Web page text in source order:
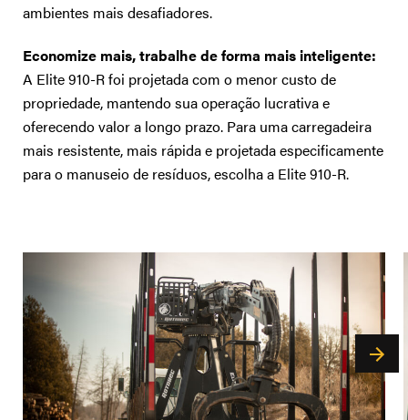
ambientes mais desafiadores.
Economize mais, trabalhe de forma mais inteligente:
A Elite 910-R foi projetada com o menor custo de
propriedade, mantendo sua operação lucrativa e
oferecendo valor a longo prazo. Para uma carregadeira
mais resistente, mais rápida e projetada especificamente
para o manuseio de resíduos, escolha a Elite 910-R.